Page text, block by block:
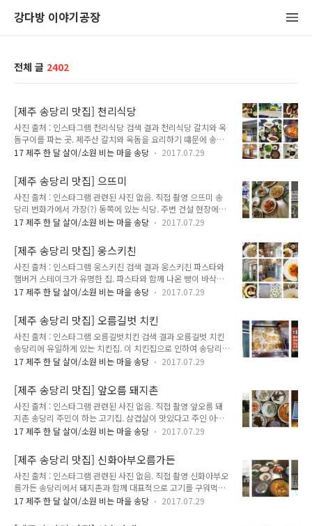
강다방 이야기공장
전체 글 2402
[제주 송당리 맛집] 천리식당
사진 출처 : 인스타그램 천리식당 검색 결과 천리식당 갈치와 옥
돔구이를 파는 곳. 제주산 갈치와 옥돔을 요리하기 떄문에 송당
리에서 가장 비싼 음식점이지 않나 싶다. 에피타이저로 나오는
많은 편은 아니다. 주소 : 제주특별자치도 제주시 구좌읍 송당6
길 30 (송당리 1511-1) 전화 : 064-782-5650 영업 시간 : 매일
오전 9시 ~ 오후 5시 (재료 소진 시 영업 종료) 휴무 매월 1, 7,
12, 18, 24일 메뉴 및 가격 : 제주산 갈치조림 소 (2인) 4.0 제주
산 갈치조림 대 (4인) 6.5 양념 갈치구이(제육볶음 포함) 2.0 양
추가 0.1 네이버 ..
17 제주 한 달 살이/소원 비는 마을 송당 2017.07.29
[제주 송당리 맛집] 으뜨미
사진 출처 : 인스타그램 관련된 사진 없음. 직접 촬영 으뜨미 송
당리 번화가에서 가장(?) 동쪽에 있는 식당. 주변 건설 현장에서
일하는 사람들로 식당은 항상 붐비는 편이다. 백반의 경우 기본
당시 백반으로 간장게장, 고등어구이, 제육볶음, 계란말이가 나
왔다. 주소 : 제주특별자치도 제주시 구좌읍 중산간동로 2287
(송당리 1398-6) 전화 : 064-784-4820 영업 시간 : 오전 10:30
~ 오후 3시 휴무 매주 2째, 4째주 토요일 메뉴 및 가격 : 매운탕
1.2 지리탕 1.2 우럭정식 1.2 * 매운탕, 지리탕, 우럭정식 1인분
0.9 육계장 0.8..
17 제주 한 달 살이/소원 비는 마을 송당 2017.07.29
[제주 송당리 맛집] 웅스키친
사진 출처 : 인스타그램 웅스키친 검색 결과 웅스키친 파스타와
햄버거 스테이크가 유명한 집. 파스타와 함께 나온 빵이 바삭하
니 맛있다. 다만 거의 모든 메뉴가 1만원이 넘는 가격대이다. 제
원들도 다른 제주도 음식점과 비교하여 친절했다. 주소 : 제주특
별자치도 제주시 구좌읍 중산간동로 2250 (송당리 1370-3) 전
화 : 064-784-1163 * 어린이 동반 출입 불가 (노키즈존) 영업
시간 : 월~화,금~일요일 11시 30분 ~ 오후 8시 휴식 시간 오후
3시 30분 ~ 오후 5시 휴무 매주 수, 목요일 메뉴 및 가격 : * 1인
즈 딸리아뗄레 1.6 푸타네스카 파스타..
17 제주 한 달 살이/소원 비는 마을 송당 2017.07.29
[제주 송당리 맛집] 오름길벗 치킨
사진 출처 : 인스타그램 오름길벗치킨 검색 결과 오름길벗 치킨
송당리에 유일하게 있는 치킨집. 이 치킨집으로 인하여 송당리에
서도 치느님을 영접할 수 있게 되었다. 예전 송당리 마을 사람들
이 전해져 내려온다. 배달이 안 되기 때문에 전화로 주문 후 직접
치킨을 수령해야 한다. 치킨집 바로 옆에 편의점과 탁자가 있어
여름 밤에는 치맥을 즐기는 사람들을 쉽게 볼 수 있다. 주소 : 제
주특별자치도 제주시 구좌읍 중산간동로 2231 (송당리 1318-
1) 전화 : 064-784-9279 영업 시간 : 오후 2시 ~ 저녁 10시 휴
및 가격 : 후라이드 치킨 1.5 양념치킨(매운맛/순한맛)..
17 제주 한 달 살이/소원 비는 마을 송당 2017.07.29
[제주 송당리 맛집] 앞오름 돼지촌
사진 출처 : 인스타그램 관련된 사진 없음. 직접 촬영 앞오름 돼
지촌 송당리 주민이 하는 고기집. 삼겹살이 맛있다고 주인 아저
씨가 이야기하셨는데 혼자가서 삼겹살은 먹지 못했다. 대신 김치
에 있는 다른 백반 전문집과 비교하여 반찬은 뛰어나지 않지만
단품이 괜찮아서 한 번쯤 들려볼만 하다. 주인 아저씨 말로는 삼
겹살이 맛있다고... 주소 : 제주특별자치도 제주시 구좌읍 중산간
동로 2258 (송당리 1373-2) 전화 : 064-783-6781 영업 시간 :
오전 10시 ~ 저녁 8시 메뉴 및 가격 : 생삼겹살 1인 200g 1.4 (2
17 제주 한 달 살이/소원 비는 마을 송당 2017.07.29
[제주 송당리 맛집] 신화아부오름가든
사진 출처 : 인스타그램 관련된 사진 없음. 직접 촬영 신화아부오
름가든 송당리에서 돼지촌과 함께 대표적으로 고기를 구워먹을
수 있는 곳. 고기를 전문하기 때문인지 다른 백반 집보다 반찬은
고기에 소주 한 잔 하는 곳인 듯 싶다. 주소 : 제주특별자치도 제
17 제주 한 달 살이/소원 비는 마을 송당 2017.07.29